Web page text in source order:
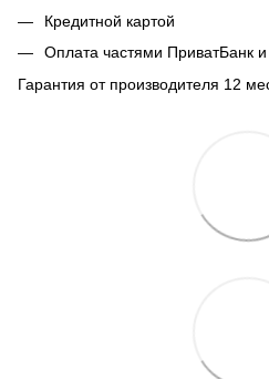
Кредитной картой
Оплата частями ПриватБанк
Гарантия от производителя 12